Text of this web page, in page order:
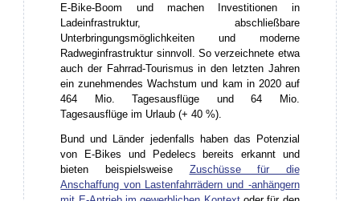
E-Bike-Boom und machen Investitionen in
Ladeinfrastruktur, abschließbare
Unterbringungsmöglichkeiten und moderne
Radweginfrastruktur sinnvoll. So verzeichnete etwa
auch der Fahrrad-Tourismus in den letzten Jahren
ein zunehmendes Wachstum und kam in 2020 auf
464 Mio. Tagesausflüge und 64 Mio.
Tagesausflüge im Urlaub (+ 40 %).
Bund und Länder jedenfalls haben das Potenzial
von E-Bikes und Pedelecs bereits erkannt und
bieten beispielsweise Zuschüsse für die
Anschaffung von Lastenfahrrädern und -anhängern